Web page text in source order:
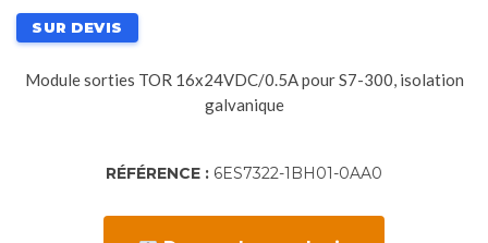
SUR DEVIS
Module sorties TOR 16x24VDC/0.5A pour S7-300, isolation
galvanique
RÉFÉRENCE : 6ES7322-1BH01-0AA0